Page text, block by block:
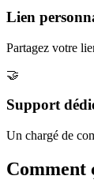
Lien
Partagez votre
🤝
Support
Un chargé de
Comment